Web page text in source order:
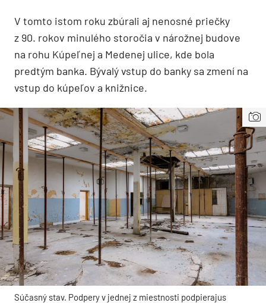
V tomto istom roku zbúrali aj nenosné priečky
z 90. rokov minulého storočia v nárožnej budove
na rohu Kúpeľnej a Medenej ulice, kde bola
predtým banka. Bývalý vstup do banky sa zmení na
vstup do kúpeľov a knižnice.
Súčasný stav. Podpery v jednej z miestnosti podpierajus